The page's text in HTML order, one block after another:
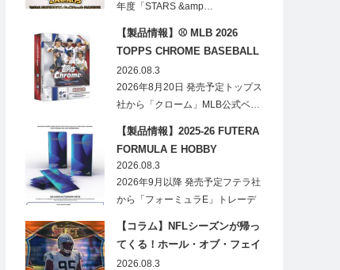
年度「STARS &amp…
【製品情報】⚾ MLB 2026
TOPPS CHROME BASEBALL
LOGOFRACTOR
2026.08.3
2026年8月20日 発売予定トップス
社から「クローム」MLB公式ベ…
【製品情報】2025-26 FUTERA
FORMULA E HOBBY
2026.08.3
2026年9月以降 発売予定フテラ社
から「フォーミュラE」トレーデ
【コラム】NFLシーズンが帰っ
てくる！ホール・オブ・フェイ
ムゲームで注目したい7選手
2026.08.3